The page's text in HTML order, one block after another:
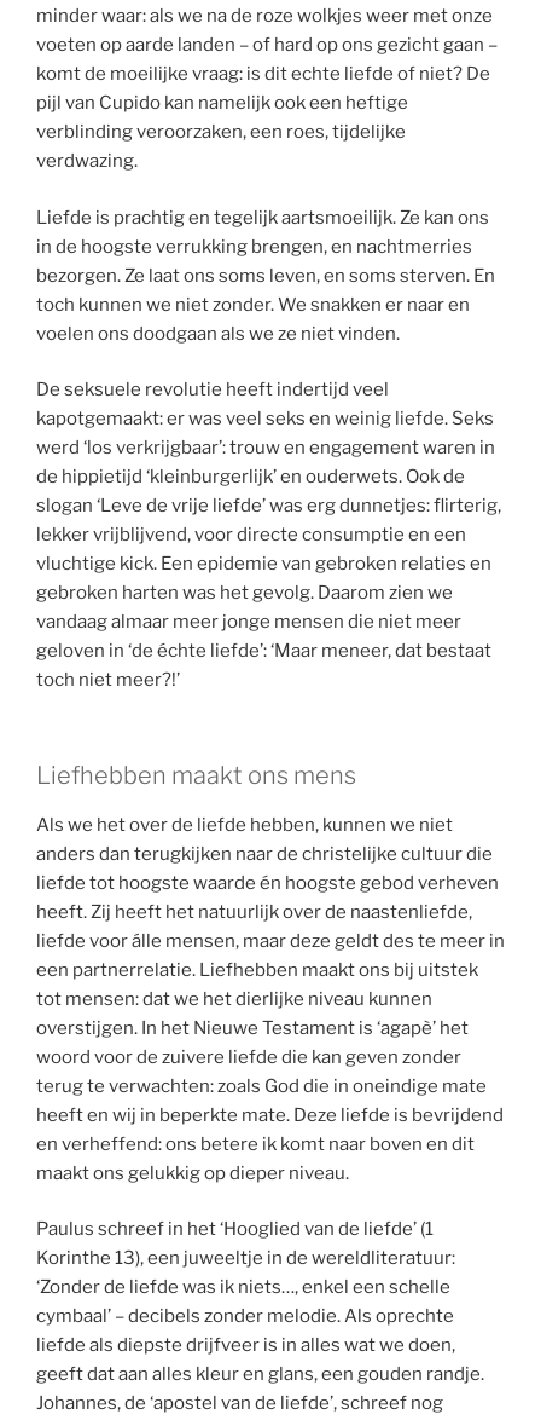
minder waar: als we na de roze wolkjes weer met onze
voeten op aarde landen – of hard op ons gezicht gaan –
komt de moeilijke vraag: is dit echte liefde of niet? De
pijl van Cupido kan namelijk ook een heftige
verblinding veroorzaken, een roes, tijdelijke
verdwazing.
Liefde is prachtig en tegelijk aartsmoeilijk. Ze kan ons
in de hoogste verrukking brengen, en nachtmerries
bezorgen. Ze laat ons soms leven, en soms sterven. En
toch kunnen we niet zonder. We snakken er naar en
voelen ons doodgaan als we ze niet vinden.
De seksuele revolutie heeft indertijd veel
kapotgemaakt: er was veel seks en weinig liefde. Seks
werd ‘los verkrijgbaar’: trouw en engagement waren in
de hippietijd ‘kleinburgerlijk’ en ouderwets. Ook de
slogan ‘Leve de vrije liefde’ was erg dunnetjes: flirterig,
lekker vrijblijvend, voor directe consumptie en een
vluchtige kick. Een epidemie van gebroken relaties en
gebroken harten was het gevolg. Daarom zien we
vandaag almaar meer jonge mensen die niet meer
geloven in ‘de échte liefde’: ‘Maar meneer, dat bestaat
toch niet meer?!’
Liefhebben maakt ons mens
Als we het over de liefde hebben, kunnen we niet
anders dan terugkijken naar de christelijke cultuur die
liefde tot hoogste waarde én hoogste gebod verheven
heeft. Zij heeft het natuurlijk over de naastenliefde,
liefde voor álle mensen, maar deze geldt des te meer in
een partnerrelatie. Liefhebben maakt ons bij uitstek
tot mensen: dat we het dierlijke niveau kunnen
overstijgen. In het Nieuwe Testament is ‘agapè’ het
woord voor de zuivere liefde die kan geven zonder
terug te verwachten: zoals God die in oneindige mate
heeft en wij in beperkte mate. Deze liefde is bevrijdend
en verheffend: ons betere ik komt naar boven en dit
maakt ons gelukkig op dieper niveau.
Paulus schreef in het ‘Hooglied van de liefde’ (1
Korinthe 13), een juweeltje in de wereldliteratuur:
‘Zonder de liefde was ik niets…, enkel een schelle
cymbaal’ – decibels zonder melodie. Als oprechte
liefde als diepste drijfveer is in alles wat we doen,
geeft dat aan alles kleur en glans, een gouden randje.
Johannes, de ‘apostel van de liefde’, schreef nog